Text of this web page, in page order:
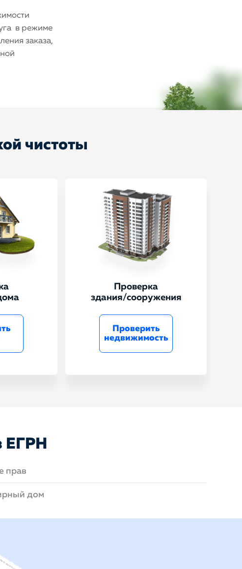
в режиме
заказа,
чистоты
Проверка
здания/сооружения
Проверить
недвижимость
ЕГРН
прав
дом